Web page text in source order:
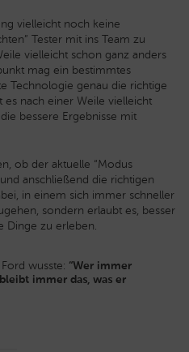
vielleicht noch keine
Tester mit ins Team zu
vielleicht schon ganz anders
mag ein bestimmtes
Technologie genau die richtige
nach einer Weile vielleicht
bessere Ergebnisse mit
ob der aktuelle “Modus
anschließend die richtigen
in einem sich immer schneller
sondern erlaubt es, besser
Dinge zu erleben.
wusste: “Wer immer
immer das, was er